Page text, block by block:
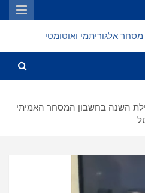
אלגוריתמי ואוטומטי
יותר מ-130% מתחילת השנה בחשבון המסחר האמיתי